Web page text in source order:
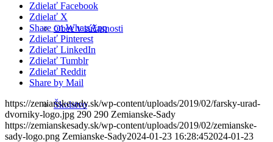
Obec v súčasnosti
Školstvo
Zdielať Facebook
Zdielať X
Share on WhatsApp
Zdielať Pinterest
Zdielať LinkedIn
Zdielať Tumblr
Zdielať Reddit
Share by Mail
https://zemianskesady.sk/wp-content/uploads/2019/02/farsky-urad-
dvorniky-logo.jpg 290 290 Zemianske-Sady
https://zemianskesady.sk/wp-content/uploads/2019/02/zemianske-
sady-logo.png Zemianske-Sady2024-01-23 16:28:452024-01-23